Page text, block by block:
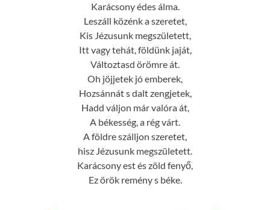
Karácsony édes álma.
Leszáll közénk a szeretet,
Kis Jézusunk megszületett,
Itt vagy tehát, földünk jaját,
Változtasd örömre át.
Oh jöjjetek jó emberek,
Hozsánnát s dalt zengjetek,
Hadd váljon már valóra át,
A békesség, a rég várt.
A földre szálljon szeretet,
hisz Jézusunk megszületett.
Karácsony est és zöld fenyő,
Ez örök remény s béke.